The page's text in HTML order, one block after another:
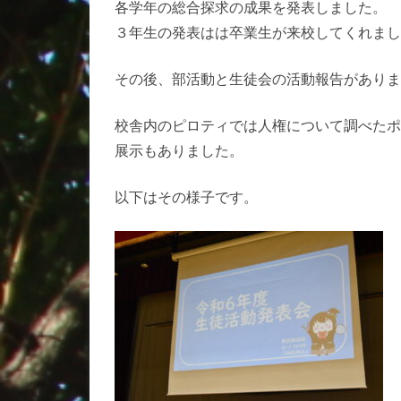
生
徒
活
へ
の
各学年の総合探求の成果を発表しました。
３年生の発表はは卒業生が来校してくれまし
その後、部活動と生徒会の活動報告がありま
校舎内のピロティでは人権について調べた
展示もありました。
以下はその様子です。